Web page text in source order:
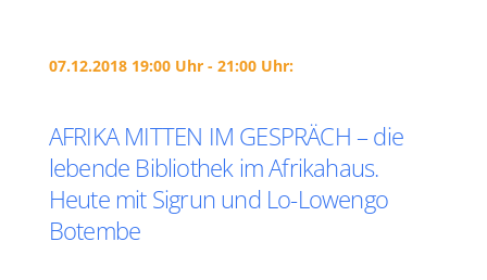
07.12.2018 19:00 Uhr - 21:00 Uhr:
AFRIKA MITTEN IM GESPRÄCH – die
lebende Bibliothek im Afrikahaus.
Heute mit Sigrun und Lo-Lowengo
Botembe